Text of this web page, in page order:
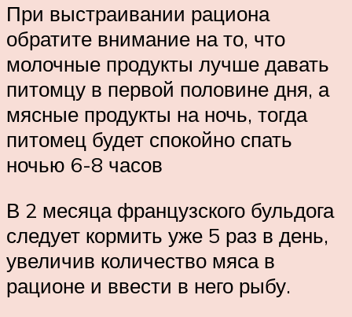
При выстраивании рациона
обратите внимание на то, что
молочные продукты лучше давать
питомцу в первой половине дня, а
мясные продукты на ночь, тогда
питомец будет спокойно спать
ночью 6-8 часов
В 2 месяца французского бульдога
следует кормить уже 5 раз в день,
увеличив количество мяса в
рационе и ввести в него рыбу.